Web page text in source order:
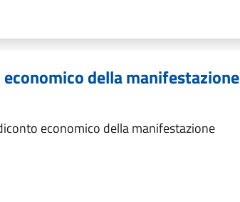
della manifestazione
economico della manifestazione